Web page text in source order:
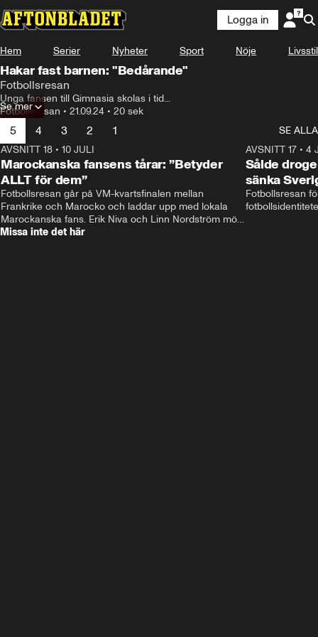
Logga in
Hem Serier Nyheter Sport Nöje Livsstil
Hakar fast barnen: "Bedårande"
Fotbollsresan
Unga fansen till Gimnasia skolas i tid...
Fotbollsresan • 21.09.24 • 20 sek
Se mer
5 4 3 2 1
SE ALLA
AVSNITT 18 • 10 JULI
Marockanska fansens tårar: ”Betyder
ALLT för dem”
Fotbollsresan går på VM-kvartsfinalen mellan
Frankrike och Marocko och laddar upp med lokala
Marockanska fans. Erik Niva och Linn Nordström möts
av stimmig frukost, tutande kycklingar och taxibil från
AVSNITT 17• 4
Sålde
sänka
Fotbollsresan
Missa inte det här